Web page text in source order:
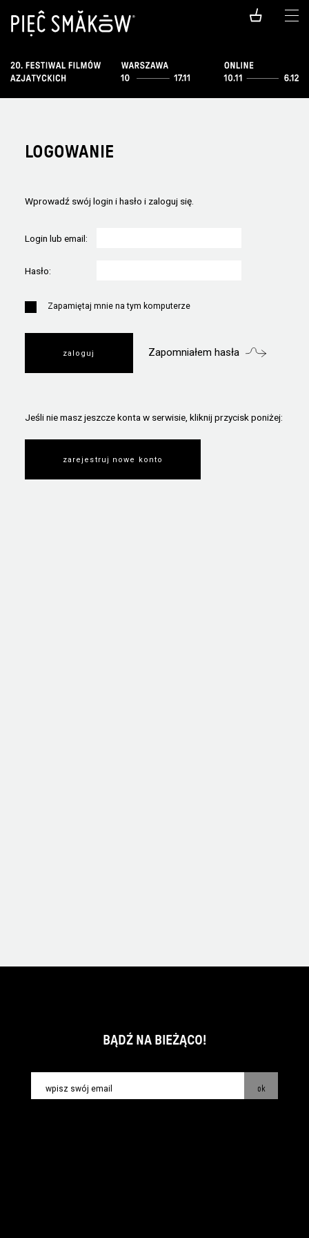
LOGOWANIE
Wprowadź swój login i hasło i zaloguj się.
Login lub email:
Hasło:
Zapamiętaj mnie na tym komputerze
Zapomniałem hasła
Jeśli nie masz jeszcze konta w serwisie, kliknij przycisk poniżej:
zarejestruj nowe konto
BĄDŹ NA BIEŻĄCO!
ok